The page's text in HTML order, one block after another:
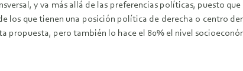
y va más allá de las preferencias políticas, puesto
los que tienen una posición política de derecha o centro
propuesta, pero también lo hace el 80% el nivel